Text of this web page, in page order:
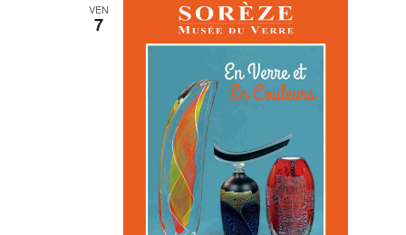
date.VEN
7